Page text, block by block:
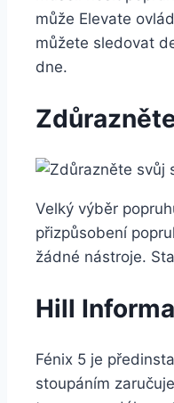
může Elevate
můžete sledovat
dne.
Velký výběr
přizpůsobení
žádné nástroje.
Hill
Fénix 5 je
stoupáním